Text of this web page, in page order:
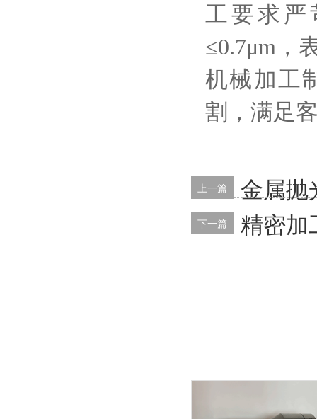
工要求严
≤0.7μm，
机械加工
割，满足
上一篇 金属抛
下一篇 精密加